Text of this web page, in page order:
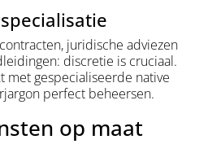
juridische adviezen
discretie is cruciaal.
met gespecialiseerde native
perfect beheersen.
op maat